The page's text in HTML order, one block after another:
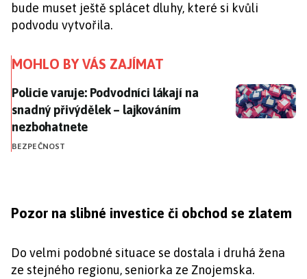
bude muset ještě splácet dluhy, které si kvůli
podvodu vytvořila.
MOHLO BY VÁS ZAJÍMAT
Policie varuje: Podvodníci lákají na snadný
Policie varuje: Podvodníci lákají na
snadný přivýdělek – lajkováním
nezbohatnete
BEZPEČNOST
Pozor na slibné investice či obchod se zlatem
Do velmi podobné situace se dostala i druhá žena
ze stejného regionu, seniorka ze Znojemska.